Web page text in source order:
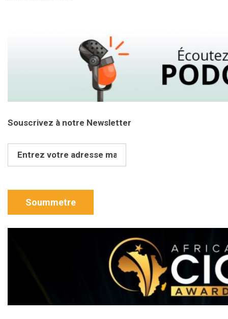
Souscrivez à notre Newsletter